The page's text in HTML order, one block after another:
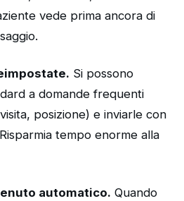
vede prima ancora di
Si possono
a domande frequenti
posizione) e inviarle con
tempo enorme alla
automatico. Quando